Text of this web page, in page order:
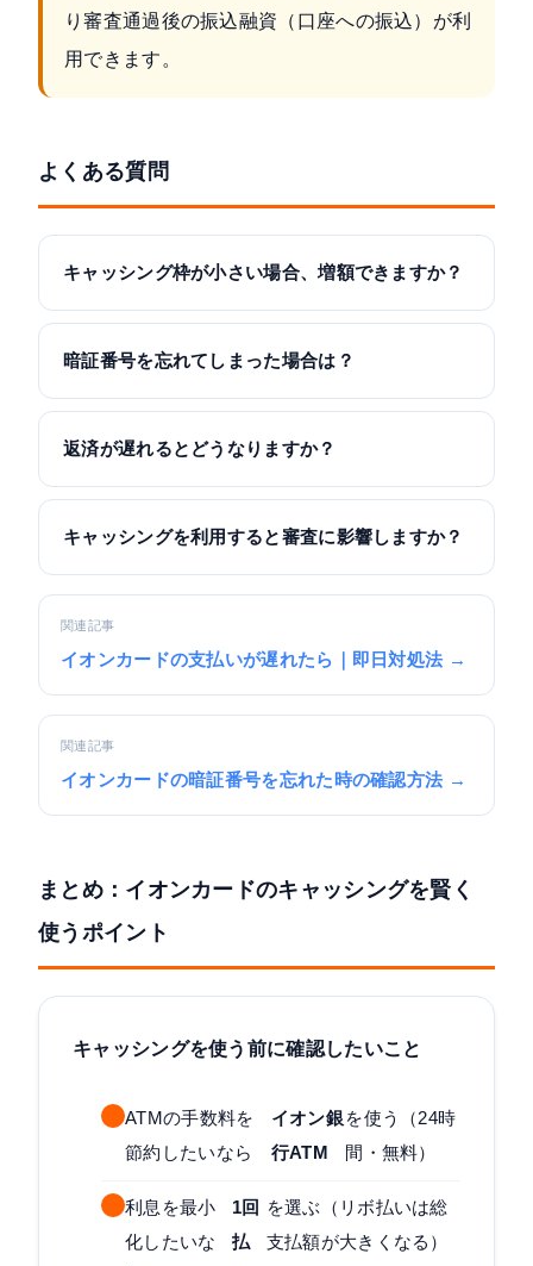
り審査通過後の振込融資（口座への振込）が利
用できます。
よくある質問
キャッシング枠が小さい場合、増額できますか？
暗証番号を忘れてしまった場合は？
返済が遅れるとどうなりますか？
キャッシングを利用すると審査に影響しますか？
関連記事
イオンカードの支払いが遅れたら｜即日対処法 →
関連記事
イオンカードの暗証番号を忘れた時の確認方法 →
まとめ：イオンカードのキャッシングを賢く
使うポイント
キャッシングを使う前に確認したいこと
ATMの手数料を
節約したいなら
イオン銀
行ATM
を使う（24時
間・無料）
利息を最小
化したいな
1回
払
を選ぶ（リボ払いは総
支払額が大きくなる）